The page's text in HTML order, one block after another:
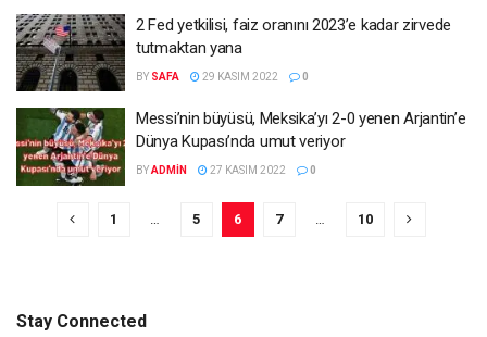
2 Fed yetkilisi, faiz oranını 2023’e kadar zirvede
tutmaktan yana
BY SAFA 29 KASIM 2022 0
Messi’nin büyüsü, Meksika’yı 2-0 yenen Arjantin’e
Dünya Kupası’nda umut veriyor
BYADMIN 27 KASIM 2022 0
1 5 6 7 10
Stay Connected